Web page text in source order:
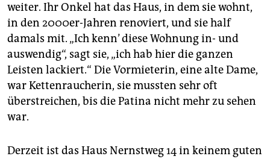
weiter. Ihr Onkel hat das Haus, in dem sie wohnt,
in den 2000er-Jahren renoviert, und sie half
damals mit. „Ich kenn’ diese Wohnung in- und
auswendig“, sagt sie, „ich hab hier die ganzen
Leisten lackiert.“ Die Vormieterin, eine alte Dame,
war Kettenraucherin, sie mussten sehr oft
überstreichen, bis die Patina nicht mehr zu sehen
war.
Derzeit ist das Haus Nernstweg 14 in keinem guten